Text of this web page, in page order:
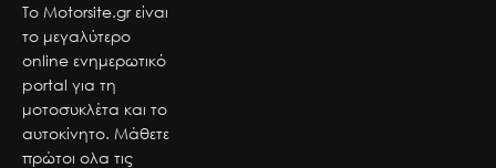
Το Motorsite.gr είναι
το μεγαλύτερο
online ενημερωτικό
portal για τη
μοτοσυκλέτα και το
αυτοκίνητο. Μάθετε
πρώτοι ολα τις